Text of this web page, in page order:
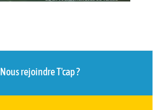
Nous rejoindre T'cap ?